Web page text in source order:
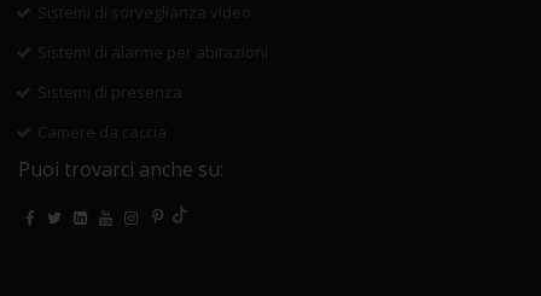
Sistemi di sorveglianza video
Sistemi di alarme per abitazioni
Sistemi di presenza
Camere da caccia
Puoi trovarci anche su: